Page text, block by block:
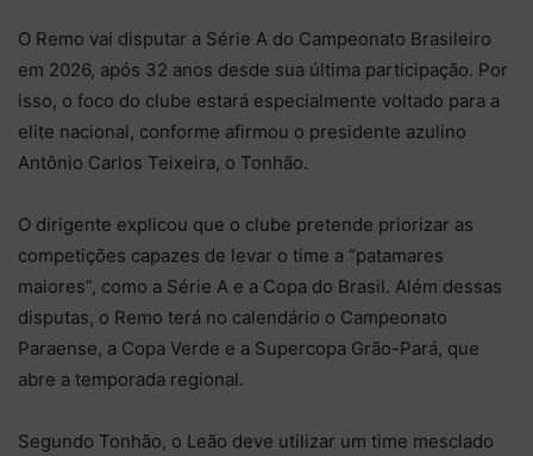
O Remo vai disputar a Série A do Campeonato Brasileiro
em 2026, após 32 anos desde sua última participação. Por
isso, o foco do clube estará especialmente voltado para a
elite nacional, conforme afirmou o presidente azulino
Antônio Carlos Teixeira, o Tonhão.
O dirigente explicou que o clube pretende priorizar as
competições capazes de levar o time a “patamares
maiores”, como a Série A e a Copa do Brasil. Além dessas
disputas, o Remo terá no calendário o Campeonato
Paraense, a Copa Verde e a Supercopa Grão-Pará, que
abre a temporada regional.
Segundo Tonhão, o Leão deve utilizar um time mesclado